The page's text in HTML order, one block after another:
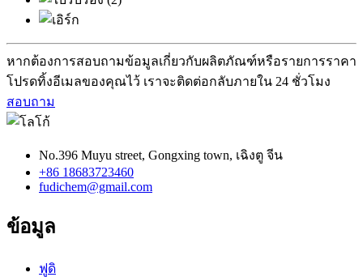
หากต้องการสอบถามข้อมูลเกี่ยวกับผลิตภัณฑ์หรือรายการราคา
โปรดทิ้งอีเมลของคุณไว้ เราจะติดต่อกลับภายใน 24 ชั่วโมง
สอบถาม
No.396 Muyu street, Gongxing town, เฉิงตู จีน
+86 18683723460
fudichem@gmail.com
ข้อมูล
ฟูดิ